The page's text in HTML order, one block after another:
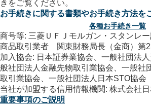
お手続きに関する書類やお手続き方法を
各種お手続き一覧
商号等: 三菱ＵＦＪモルガン・スタンレ
商品取引業者 関東財務局長（金商）第
加入協会: 日本証券業協会、一般社団法
般社団法人金融先物取引業協会、一般社
取引業協会、一般社団法人日本STO協会
当社が加盟する信用情報機関: 株式会社
重要事項のご説明